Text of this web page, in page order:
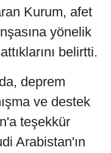
Kurum, afet
yönelik
belirtti.
deprem
ve destek
teşekkür
Arabistan'ın